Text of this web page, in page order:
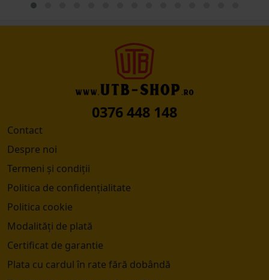
0376 448 148
Contact
Despre noi
Termeni și condiții
Politica de confidențialitate
Politica cookie
Modalități de plată
Certificat de garantie
Plata cu cardul în rate fără dobândă